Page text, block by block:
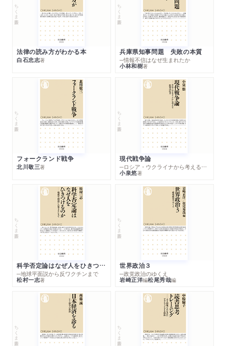
ちくま新書
法律の読み方がわかる本
白石忠志著
ちくま新書
兵庫県知事問題 失敗の本質
─情報不信はなぜ生まれたか
小林和樹著
ちくま新書
フォークランド戦争
北川敬三著
ちくま新書
現代戦争論
─ロシア・ウクライナから考える世界の行方
小泉悠著
ちくま新書
科学否定論はなぜ人をひきつけるのか
─地球平面説から反ワクチンまで
松村一志著
ちくま新書
世界政治３
─政党政治のゆくえ
岩崎正洋編松尾秀哉編
ちくま新書 ちくま新書